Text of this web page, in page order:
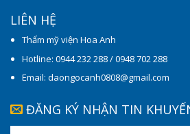
LIÊN HỆ
Thẩm mỹ viện Hoa Anh
Hotline: 0944 232 288 / 0948 702 288
Email: daongocanh0808@gmail.com
ĐĂNG KÝ NHẬN TIN